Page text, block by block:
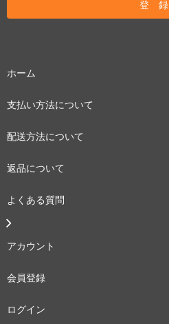
ホーム
支払い方法について
配送方法について
返品について
よくある質問
アカウント
会員登録
ログイン